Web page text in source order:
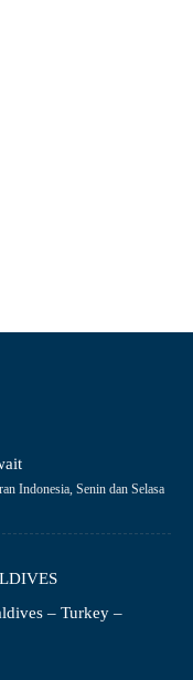
Indonesia, Senin dan Selasa
– Turkey –